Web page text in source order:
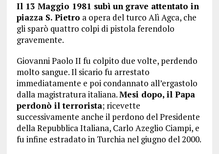
Il 13 Maggio 1981 subì un grave attentato in
piazza S. Pietro a opera del turco Alì Agca, che
gli sparò quattro colpi di pistola ferendolo
gravemente.
Giovanni Paolo II fu colpito due volte, perdendo
molto sangue. Il sicario fu arrestato
immediatamente e poi condannato all’ergastolo
dalla magistratura italiana.Mesi dopo, il Papa
perdonò il terrorista; ricevette
successivamente anche il perdono del Presidente
della Repubblica Italiana, Carlo Azeglio Ciampi, e
fu infine estradato in Turchia nel giugno del 2000.